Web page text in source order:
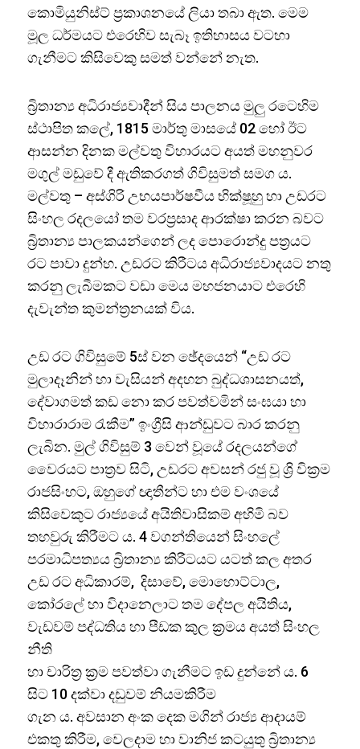
කොමියුනිස්ට් ප්‍රකාශනයේ ලියා තබා ඇත. මෙම
මූල ධර්මයට එරෙහිව සැබෑ ඉතිහාසය වටහා
ගැනීමට කිසිවෙකු සමත් වන්නේ නැත.
බ්‍රිතාන්‍ය අධිරාජ්‍යවාදීන් සිය පාලනය මුලු රටෙහිම
ස්ථාපිත කලේ, 1815 මාර්තු මාසයේ 02 හෝ ඊට
ආසන්න දිනක මල්වතු විහාරයට අයත් මහනුවර
මගුල් මඩුවේ දී ඇතිකරගත් ගිවිසුමත් සමග ය.
මල්වතු – අස්ගිරි උභයපාර්ෂවීය භික්ෂූහු හා උඩරට
සිංහල රදලයෝ තම වරප්‍රසාද ආරක්ෂා කරන බවට
බ්‍රිතාන්‍ය පාලකයන්ගෙන් ලද පොරොන්දු පත්‍රයට
රට පාවා දුන්හ. උඩරට කිරීටය අධිරාජ්‍යවාදයට නතු
කරනු ලැබීමකට වඩා මෙය මහජනයාට එරෙහි
දැවැන්ත කුමන්ත්‍රනයක් විය.
උඩ රට ගිවිසුමේ 5ස් වන ඡේදයෙන් “උඩ රට
මුලාදෑනින් හා වැසියන් අදහන බුද්ධශාසනයත්,
දේවාගමත් කඩ නො කර පවත්වමින් සංඝයා හා
විහාරාරාම රැකීම” ඉංග්‍රීසි ආන්ඩුවට බාර කරනු
ලැබින. මුල් ගිවිසුම් 3 වෙන් වූයේ රදලයන්ගේ
වෛරයට පාත්‍රව සිටි, උඩරට අවසන් රජු වූ ශ්‍රි වික්‍රම
රාජසිංහට, ඔහුගේ ඥාතීන්ට හා එම වංශයේ
කිසිවෙකුට රාජ්‍යයේ අයිතිවාසිකම් අහිමි බව
තහවුරු කිරීමට ය. 4 වගන්තියෙන් සිංහලේ
පරමාධිපත්‍යය බ්‍රිතාන්‍ය කිරීටයට යටත් කල අතර
උඩ රට අධිකාරම්, දිසාවේ, මොහොට්ටාල,
කෝරලේ හා විදානෙලාට තම දේපල අයිතිය,
වැඩවම් පද්ධතිය හා පීඩක කුල ක්‍රමය අයත් සිංහල
නීති
හා චාරිත්‍ර ක්‍රම පවත්වා ගැනීමට ඉඩ දුන්නේ ය. 6
සිට 10 දක්වා දඩුවම් නියමකිරීම
ගැන ය. අවසාන අංක දෙක මගින් රාජ්‍ය ආදායම්
එකතු කිරීම, වෙලදාම හා වානිජ කටයුතු බ්‍රිතාන්‍ය